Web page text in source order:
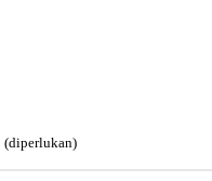
(diperlukan)